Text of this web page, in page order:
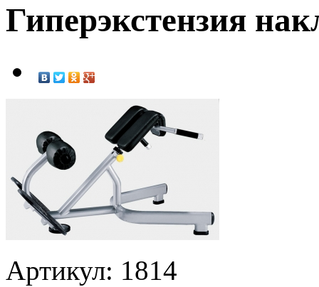
Гиперэкстензия
Артикул: 1814